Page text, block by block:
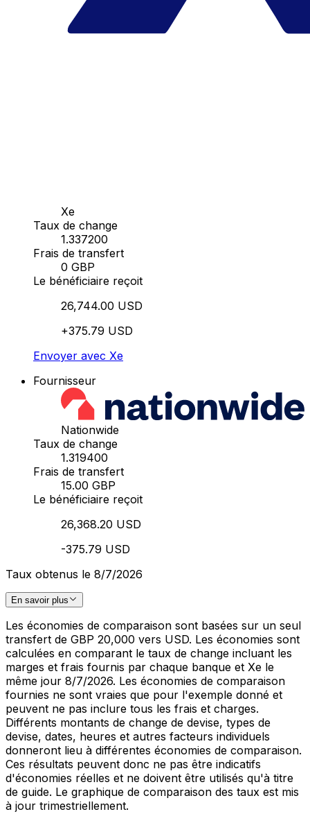
Xe
Taux de change
1.337200
Frais de transfert
0 GBP
Le bénéficiaire reçoit
26,744.00 USD
+375.79 USD
Envoyer avec Xe
Fournisseur
Nationwide
Taux de change
1.319400
Frais de transfert
15.00 GBP
Le bénéficiaire reçoit
26,368.20 USD
-375.79 USD
Taux obtenus le 8/7/2026
En savoir plus
Les économies de comparaison sont basées sur un seul
transfert de GBP 20,000 vers USD. Les économies sont
calculées en comparant le taux de change incluant les
marges et frais fournis par chaque banque et Xe le
même jour 8/7/2026. Les économies de comparaison
fournies ne sont vraies que pour l'exemple donné et
peuvent ne pas inclure tous les frais et charges.
Différents montants de change de devise, types de
devise, dates, heures et autres facteurs individuels
donneront lieu à différentes économies de comparaison.
Ces résultats peuvent donc ne pas être indicatifs
d'économies réelles et ne doivent être utilisés qu'à titre
de guide. Le graphique de comparaison des taux est mis
à jour trimestriellement.